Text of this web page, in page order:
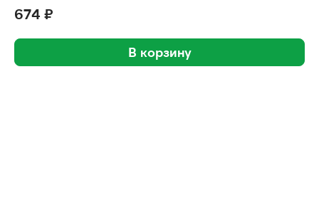
674 ₽
В корзину